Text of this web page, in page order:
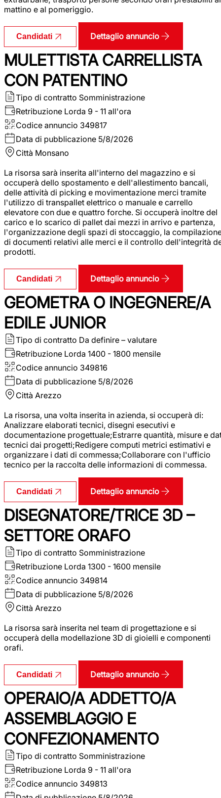
mattino e al pomeriggio.
Candidati Dettaglio annuncio
MULETTISTA CARRELLISTA
CON PATENTINO
Tipo di contratto Somministrazione
Retribuzione Lorda 9 - 11 all'ora
Codice annuncio 349817
Data di pubblicazione 5/8/2026
Città Monsano
La risorsa sarà inserita all'interno del magazzino e si
occuperà dello spostamento e dell'allestimento bancali,
delle attività di picking e movimentazione merci tramite
l'utilizzo di transpallet elettrico o manuale e carrello
elevatore con due e quattro forche. Si occuperà inoltre del
carico e lo scarico di pallet dai mezzi in arrivo e partenza,
l'organizzazione degli spazi di stoccaggio, la
di documenti relativi alle merci e il controllo dell'integrità
prodotti.
Candidati Dettaglio annuncio
GEOMETRA O INGEGNERE/A
EDILE JUNIOR
Tipo di contratto Da definire – valutare
Retribuzione Lorda 1400 - 1800 mensile
Codice annuncio 349816
Data di pubblicazione 5/8/2026
Città Arezzo
La risorsa, una volta inserita in azienda, si occuperà di:
Analizzare elaborati tecnici, disegni esecutivi e
documentazione progettuale;Estrarre quantità, misure e
tecnici dai progetti;Redigere computi metrici estimativi e
organizzare i dati di commessa;Collaborare con l'ufficio
tecnico per la raccolta delle informazioni di commessa.
Candidati Dettaglio annuncio
DISEGNATORE/TRICE 3D –
SETTORE ORAFO
Tipo di contratto Somministrazione
Retribuzione Lorda 1300 - 1600 mensile
Codice annuncio 349814
Data di pubblicazione 5/8/2026
Città Arezzo
La risorsa sarà inserita nel team di progettazione e si
occuperà della modellazione 3D di gioielli e componenti
orafi.
Candidati Dettaglio annuncio
OPERAIO/A ADDETTO/A
ASSEMBLAGGIO E
CONFEZIONAMENTO
Tipo di contratto Somministrazione
Retribuzione Lorda 9 - 11 all'ora
Codice annuncio 349813